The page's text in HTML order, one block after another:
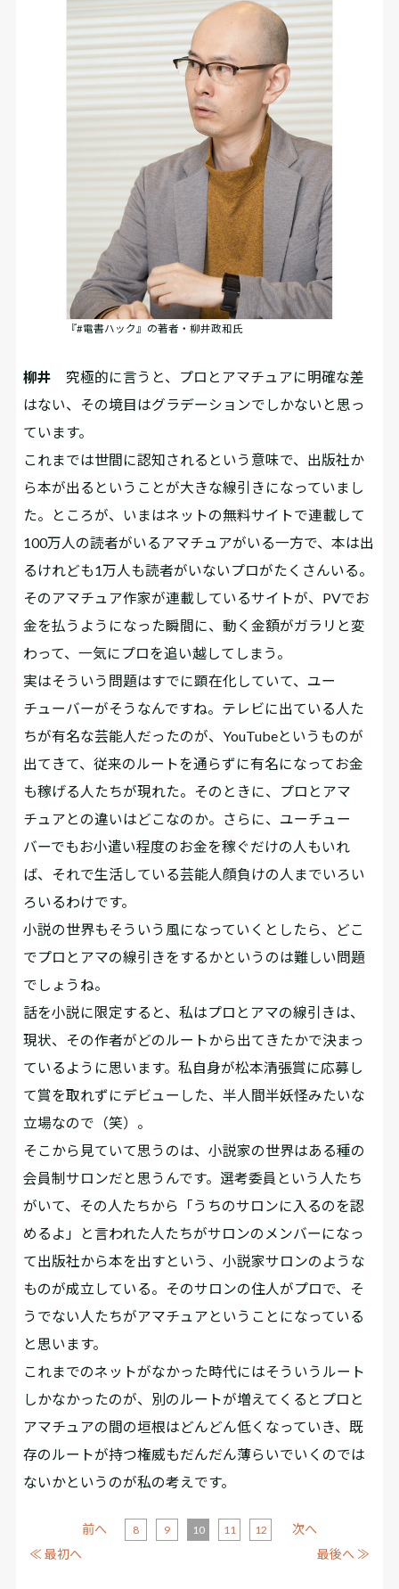
『#電書ハック』の著者・柳井政和氏
柳井 究極的に言うと、プロとアマチュアに明確な差
はない、その境目はグラデーションでしかないと思っ
ています。
これまでは世間に認知されるという意味で、出版社か
ら本が出るということが大きな線引きになっていまし
た。ところが、いまはネットの無料サイトで連載して
100万人の読者がいるアマチュアがいる一方で、本は出
るけれども1万人も読者がいないプロがたくさんいる。
そのアマチュア作家が連載しているサイトが、PVでお
金を払うようになった瞬間に、動く金額がガラリと変
わって、一気にプロを追い越してしまう。
実はそういう問題はすでに顕在化していて、ユー
チューバーがそうなんですね。テレビに出ている人た
ちが有名な芸能人だったのが、YouTubeというものが
出てきて、従来のルートを通らずに有名になってお金
も稼げる人たちが現れた。そのときに、プロとアマ
チュアとの違いはどこなのか。さらに、ユーチュー
バーでもお小遣い程度のお金を稼ぐだけの人もいれ
ば、それで生活している芸能人顔負けの人までいろい
ろいるわけです。
小説の世界もそういう風になっていくとしたら、どこ
でプロとアマの線引きをするかというのは難しい問題
でしょうね。
話を小説に限定すると、私はプロとアマの線引きは、
現状、その作者がどのルートから出てきたかで決まっ
ているように思います。私自身が松本清張賞に応募し
て賞を取れずにデビューした、半人間半妖怪みたいな
立場なので（笑）。
そこから見ていて思うのは、小説家の世界はある種の
会員制サロンだと思うんです。選考委員という人たち
がいて、その人たちから「うちのサロンに入るのを認
めるよ」と言われた人たちがサロンのメンバーになっ
て出版社から本を出すという、小説家サロンのような
ものが成立している。そのサロンの住人がプロで、そ
うでない人たちがアマチュアということになっている
と思います。
これまでのネットがなかった時代にはそういうルート
しかなかったのが、別のルートが増えてくるとプロと
アマチュアの間の垣根はどんどん低くなっていき、既
存のルートが持つ権威もだんだん薄らいでいくのでは
ないかというのが私の考えです。
≪ 最初へ
前へ 8 9 10 11 12
次へ
最後へ ≫